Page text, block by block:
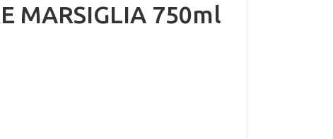
MARSIGLIA 750ml